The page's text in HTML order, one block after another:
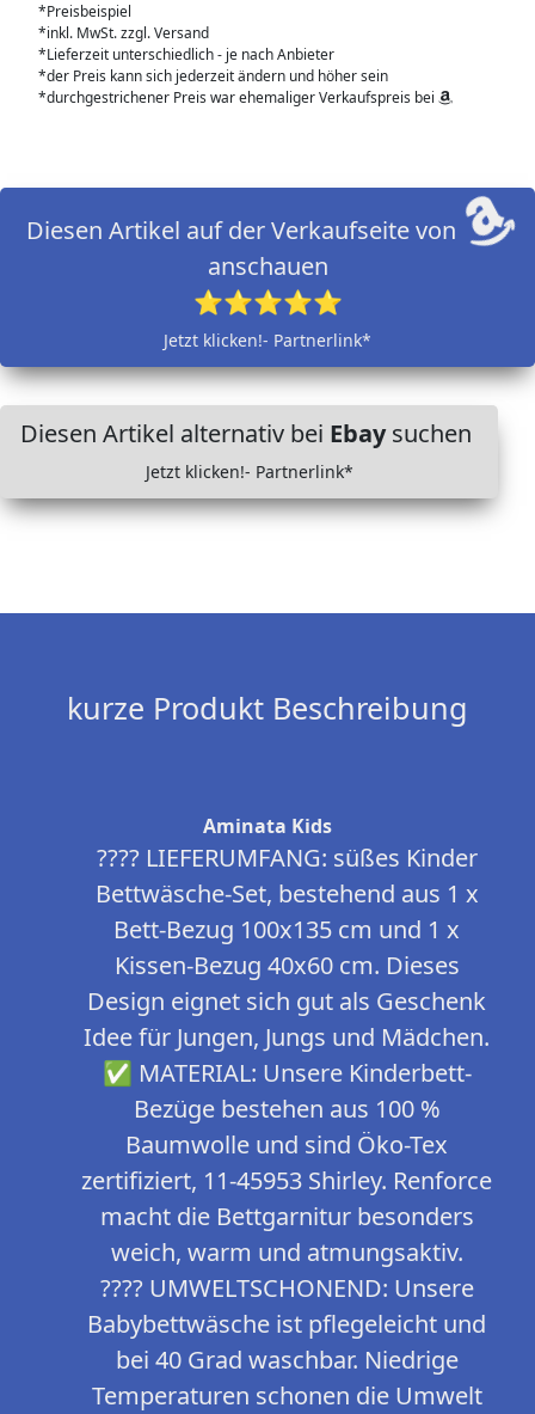
*Preisbeispiel
*inkl. MwSt. zzgl. Versand
*Lieferzeit unterschiedlich - je nach Anbieter
*der Preis kann sich jederzeit ändern und höher sein
*durchgestrichener Preis war ehemaliger Verkaufspreis bei
Diesen Artikel auf der Verkaufseite von
anschauen
⭐⭐⭐⭐⭐
Jetzt klicken!- Partnerlink*
Diesen Artikel alternativ bei Ebaysuchen
Jetzt klicken!- Partnerlink*
kurze Produkt Beschreibung
Aminata Kids
???? LIEFERUMFANG: süßes Kinder
Bettwäsche-Set, bestehend aus 1 x
Bett-Bezug 100x135 cm und 1 x
Kissen-Bezug 40x60 cm. Dieses
Design eignet sich gut als Geschenk
Idee für Jungen, Jungs und Mädchen.
✅ MATERIAL: Unsere Kinderbett-
Bezüge bestehen aus 100 %
Baumwolle und sind Öko-Tex
zertifiziert, 11-45953 Shirley. Renforce
macht die Bettgarnitur besonders
weich, warm und atmungsaktiv.
???? UMWELTSCHONEND: Unsere
Babybettwäsche ist pflegeleicht und
bei 40 Grad waschbar. Niedrige
Temperaturen schonen die Umwelt